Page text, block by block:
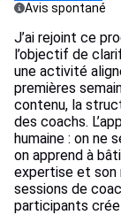
Avis spontané
J’ai rejoint ce
l’objectif de
une activité
premières
contenu, la
des coachs.
humaine : on ne
on apprend à
expertise et son
sessions de
participants crée